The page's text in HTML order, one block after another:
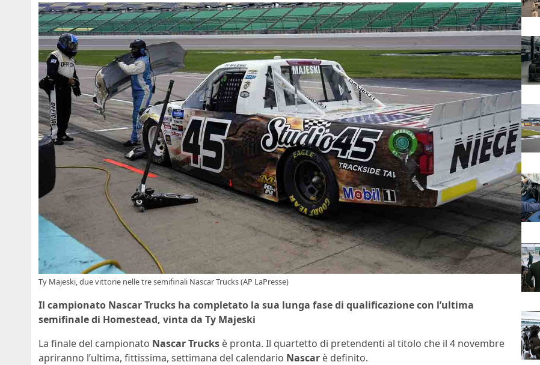
Ty Majeski, due vittorie nelle tre semifinali Nascar Trucks (AP LaPresse)
Il campionato Nascar Trucks ha completato la sua lunga fase di qualificazione con l’ultima
semifinale di Homestead, vinta da Ty Majeski
La finale del campionato Nascar Trucks è pronta. Il quartetto di pretendenti al titolo che il 4 novembre
apriranno l’ultima, fittissima, settimana del calendario Nascar è definito.